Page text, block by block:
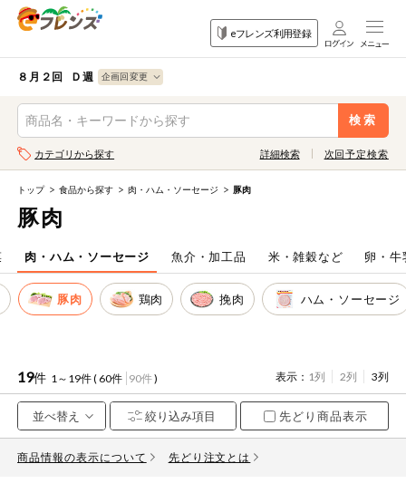
eフレンズ利用登録
ログイン
生協加入はこちら
登録から開始まで
注文番号注文
お気に入り注文
注文履歴注文
８月２回 Ｄ週
検索
食品
から探す
目的
から探す
果物
野菜
肉・ハム・ソ
ーセージ
魚介・加工品
米・雑穀など
パン・ジャム
豆腐・納豆・
こんにゃく
果物すべて
カテゴリから探す 詳細検索
検索条件を指定してください。全項目に条件を指定しなくて
も検索できます。
キーワード
キーワードをすべて含む
メーカー名
カテゴリ
次回予定検索
トップ 食品から探す 肉・ハム・ソーセージ 豚肉
豚肉
肉・ハム・ソーセージ 魚介・加工品 米・雑穀など 卵・牛
豚肉 鶏肉 挽肉 ハム・ソーセージ
19件 1～19件 ( 60件 90件) 表示： 1列 2列 3列
先どり商品表示
商品情報の表示について 先どり注文とは